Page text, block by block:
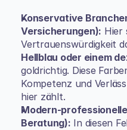
Konservative
Versicherungen): Hier
Vertrauenswürdigkeit
Hellblau oder einem
goldrichtig. Diese
Kompetenz und
hier zählt.
Modern-
Beratung): In diesen